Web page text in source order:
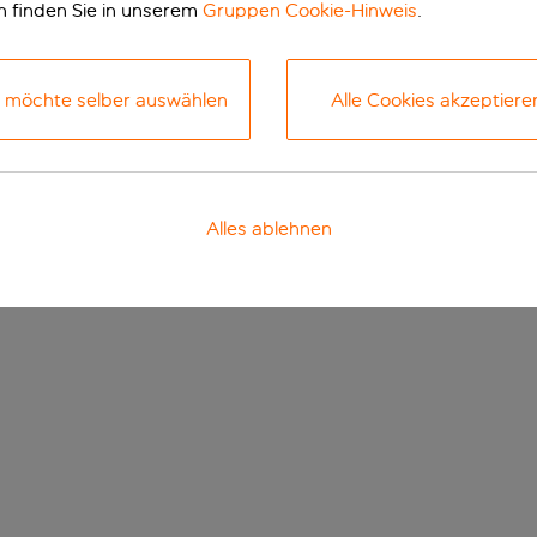
finden Sie in unserem Gruppen Cookie-Hinweis.
möchte selber auswählen Alle Cookies
Alles ablehnen